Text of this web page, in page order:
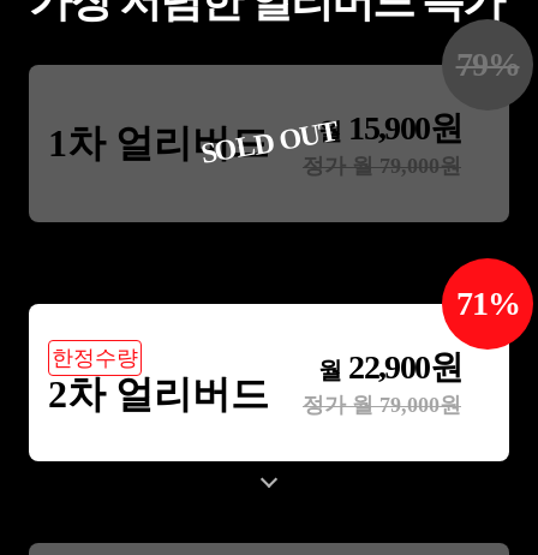
1차 얼리버드 월 15,900원
정가 월79,000원
79%
SOLD OUT
한정수량
2차 얼리버드
월 22,900원
정가 월79,000원
71%